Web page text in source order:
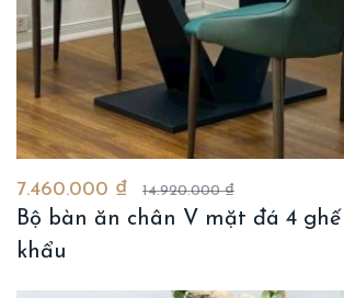
7.460.000 ₫ 14.920.000 ₫
Bộ bàn ăn chân V mặt đá 4
khẩu